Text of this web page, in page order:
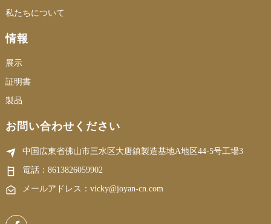
私たちについて
情報
展示
証明書
製品
お問い合わせください
中国広東省佛山市三水区大唐鎮製造基地A地区44-5号工場3
電話： 8613826059902
メールアドレス：vicky@joyan-cn.com